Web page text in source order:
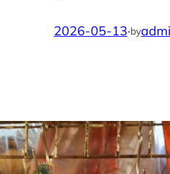
2026-05-13·by